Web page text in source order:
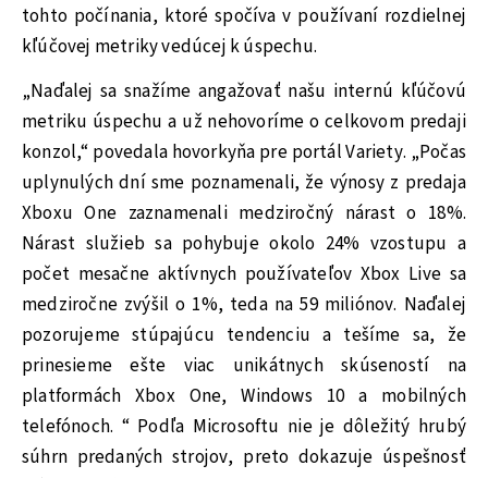
tohto počínania, ktoré spočíva v používaní rozdielnej
kľúčovej metriky vedúcej k úspechu.
„Naďalej sa snažíme angažovať našu internú kľúčovú
metriku úspechu a už nehovoríme o celkovom predaji
konzol,“ povedala hovorkyňa pre portál Variety. „Počas
uplynulých dní sme poznamenali, že výnosy z predaja
Xboxu One zaznamenali medziročný nárast o 18%.
Nárast služieb sa pohybuje okolo 24% vzostupu a
počet mesačne aktívnych používateľov Xbox Live sa
medziročne zvýšil o 1%, teda na 59 miliónov. Naďalej
pozorujeme stúpajúcu tendenciu a tešíme sa, že
prinesieme ešte viac unikátnych skúseností na
platformách Xbox One, Windows 10 a mobilných
telefónoch. “ Podľa Microsoftu nie je dôležitý hrubý
súhrn predaných strojov, preto dokazuje úspešnosť